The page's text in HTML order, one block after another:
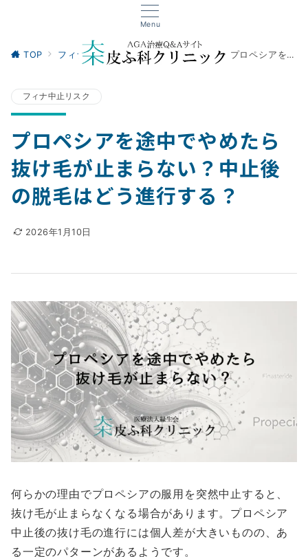
Menu
TOP フィナステリド フィナ中止リスク プロペシアを途中でやめたら抜け毛が止まらない？中止後の脱毛はどう進行する？
フィナ中止リスク
プロペシアを途中でやめたら
抜け毛が止まらない？中止後
の脱毛はどう進行する？
2026年1月10日
何らかの理由でプロペシアの服用を突然中止すると、
抜け毛が止まらなくなる場合があります。プロペシア
中止後の抜け毛の進行には個人差が大きいものの、あ
る一定のパターンがあるようです。